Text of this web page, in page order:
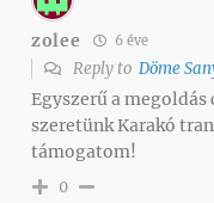
zolee 6 éve
Reply to Döme
Egyszerű a
szeretünk Karakó
támogatom!
0